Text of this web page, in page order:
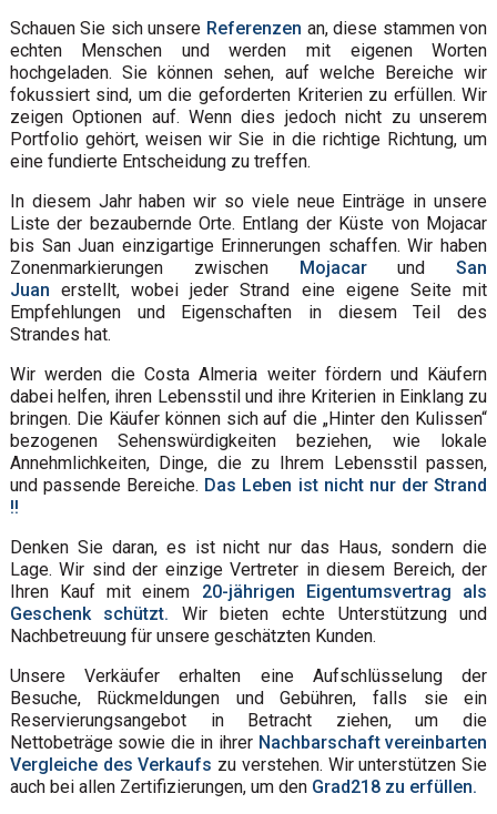
Schauen Sie sich unsere Referenzen an, diese stammen von
echten Menschen und werden mit eigenen Worten
hochgeladen. Sie können sehen, auf welche Bereiche wir
fokussiert sind, um die geforderten Kriterien zu erfüllen. Wir
zeigen Optionen auf. Wenn dies jedoch nicht zu unserem
Portfolio gehört, weisen wir Sie in die richtige Richtung, um
eine fundierte Entscheidung zu treffen.
In diesem Jahr haben wir so viele neue Einträge in unsere
Liste der bezaubernde Orte. Entlang der Küste von Mojacar
bis San Juan einzigartige Erinnerungen schaffen. Wir haben
Zonenmarkierungen zwischen MojacarundSan
Juan erstellt, wobei jeder Strand eine eigene Seite mit
Empfehlungen und Eigenschaften in diesem Teil des
Strandes hat.
Wir werden die Costa Almeria weiter fördern und Käufern
dabei helfen, ihren Lebensstil und ihre Kriterien in Einklang zu
bringen. Die Käufer können sich auf die „Hinter den Kulissen“
bezogenen Sehenswürdigkeiten beziehen, wie lokale
Annehmlichkeiten, Dinge, die zu Ihrem Lebensstil passen,
und passende Bereiche. Das Leben ist nicht nur der Strand
!!
Denken Sie daran, es ist nicht nur das Haus, sondern die
Lage. Wir sind der einzige Vertreter in diesem Bereich, der
Ihren Kauf mit einem 20-jährigen Eigentumsvertrag als
Geschenk schützt. Wir bieten echte Unterstützung und
Nachbetreuung für unsere geschätzten Kunden.
Unsere Verkäufer erhalten eine Aufschlüsselung der
Besuche, Rückmeldungen und Gebühren, falls sie ein
Reservierungsangebot in Betracht ziehen, um die
Nettobeträge sowie die in ihrer Nachbarschaft vereinbarten
Vergleiche des Verkaufs zu verstehen. Wir unterstützen Sie
auch bei allen Zertifizierungen, um den Grad218 zu erfüllen.